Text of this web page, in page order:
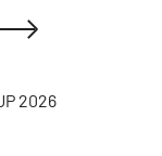
2026